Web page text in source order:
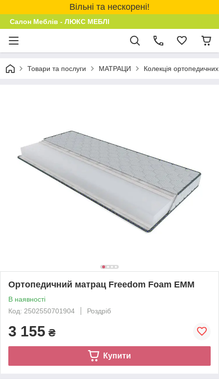
Вільні та нескорені!
Салон Меблів - ЛЮКС МЕБЛІ
Товари та послуги МАТРАЦИ Колекція
Ортопедичний матрац Freedom Foam ЕММ
В наявності
Код: 2502550701904
Роздріб
3 155 ₴
Купити